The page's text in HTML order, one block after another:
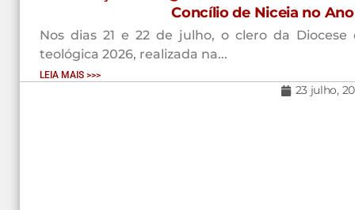
Concílio de Niceia no
Nos dias 21 e 22 de julho, o clero da
teológica 2026, realizada na...
LEIA MAIS >>>
23 julho,